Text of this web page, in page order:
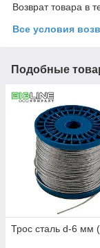
Возврат товара в
Все условия
Подобные
Трос сталь d-6 мм